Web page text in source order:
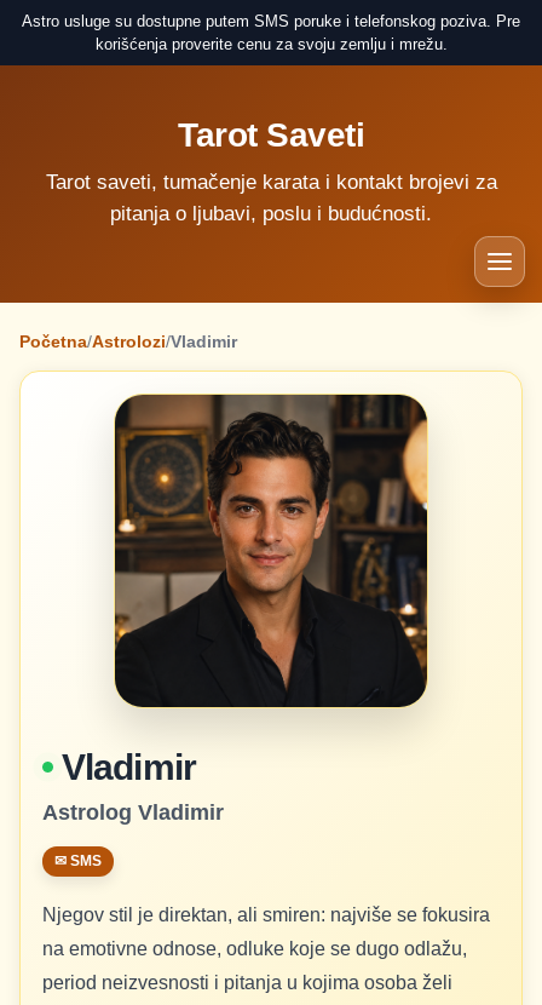
Astro usluge su dostupne putem SMS poruke i telefonskog poziva. Pre
korišćenja proverite cenu za svoju zemlju i mrežu.
Tarot Saveti
Tarot saveti, tumačenje karata i kontakt brojevi za
pitanja o ljubavi, poslu i budućnosti.
Početna/Astrolozi/Vladimir
Vladimir
Astrolog Vladimir
✉ SMS
Njegov stil je direktan, ali smiren: najviše se fokusira
na emotivne odnose, odluke koje se dugo odlažu,
period neizvesnosti i pitanja u kojima osoba želi